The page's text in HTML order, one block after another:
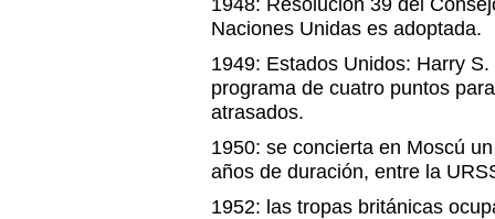
1948: Resolución 39 del
Naciones Unidas es adoptada.
1949: Estados Unidos: Harry
programa de cuatro puntos
atrasados.
1950: se concierta en Moscú
años de duración, entre la
1952: las tropas británicas